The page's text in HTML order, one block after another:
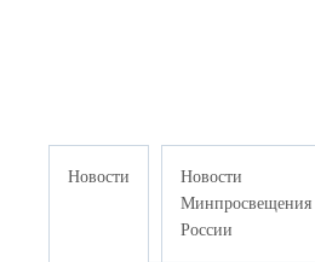
Новости
Новости
Минпросвещения
России